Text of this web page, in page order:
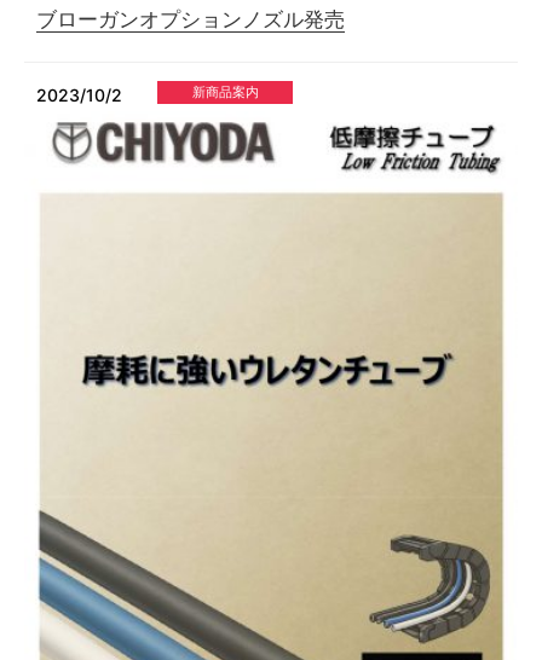
ブローガンオプションノズル発売
2023/10/2 新商品案内